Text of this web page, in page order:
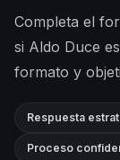
Completa el
si Aldo Duce
formato y
Respuesta
Proceso